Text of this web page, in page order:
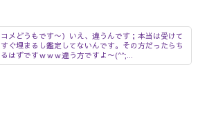
メどうもです〜）いえ、違うんです；本当は受けて
ぐ埋まるし鑑定してないんです。その方だったらち
はずですｗｗｗ違う方ですよ〜(^^;...